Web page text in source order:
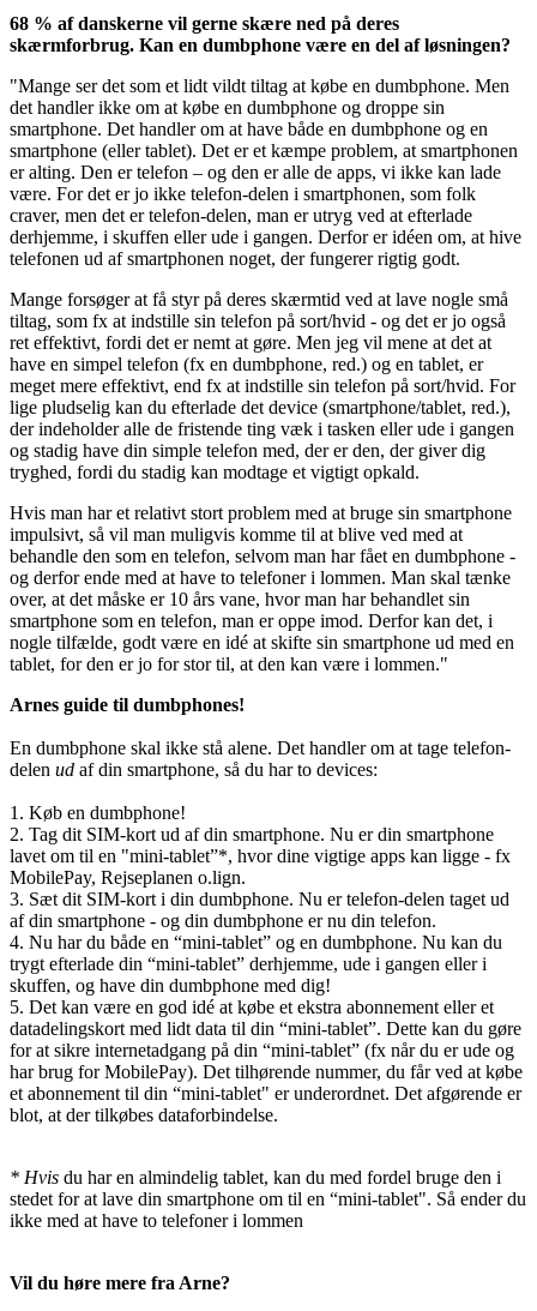
68 % af danskerne vil gerne skære ned på deres
skærmforbrug. Kan en dumbphone være en del af løsningen?
"Mange ser det som et lidt vildt tiltag at købe en dumbphone. Men
det handler ikke om at købe en dumbphone og droppe sin
smartphone. Det handler om at have både en dumbphone og en
smartphone (eller tablet). Det er et kæmpe problem, at smartphonen
er alting. Den er telefon – og den er alle de apps, vi ikke kan lade
være. For det er jo ikke telefon-delen i smartphonen, som folk
craver, men det er telefon-delen, man er utryg ved at efterlade
derhjemme, i skuffen eller ude i gangen. Derfor er idéen om, at hive
telefonen ud af smartphonen noget, der fungerer rigtig godt.
Mange forsøger at få styr på deres skærmtid ved at lave nogle små
tiltag, som fx at indstille sin telefon på sort/hvid - og det er jo også
ret effektivt, fordi det er nemt at gøre. Men jeg vil mene at det at
have en simpel telefon (fx en dumbphone, red.) og en tablet, er
meget mere effektivt, end fx at indstille sin telefon på sort/hvid. For
lige pludselig kan du efterlade det device (smartphone/tablet, red.),
der indeholder alle de fristende ting væk i tasken eller ude i gangen
og stadig have din simple telefon med, der er den, der giver dig
tryghed, fordi du stadig kan modtage et vigtigt opkald.
Hvis man har et relativt stort problem med at bruge sin smartphone
impulsivt, så vil man muligvis komme til at blive ved med at
behandle den som en telefon, selvom man har fået en dumbphone -
og derfor ende med at have to telefoner i lommen. Man skal tænke
over, at det måske er 10 års vane, hvor man har behandlet sin
smartphone som en telefon, man er oppe imod. Derfor kan det, i
nogle tilfælde, godt være en idé at skifte sin smartphone ud med en
tablet, for den er jo for stor til, at den kan være i lommen."
Arnes guide til dumbphones!
En dumbphone skal ikke stå alene. Det handler om at tage telefon-
delen ud af din smartphone, så du har to devices:
1. Køb en dumbphone!
2. Tag dit SIM-kort ud af din smartphone. Nu er din smartphone
lavet om til en "mini-tablet”*, hvor dine vigtige apps kan ligge - fx
MobilePay, Rejseplanen o.lign.
3. Sæt dit SIM-kort i din dumbphone. Nu er telefon-delen taget ud
af din smartphone - og din dumbphone er nu din telefon.
4. Nu har du både en “mini-tablet” og en dumbphone. Nu kan du
trygt efterlade din “mini-tablet” derhjemme, ude i gangen eller i
skuffen, og have din dumbphone med dig!
5. Det kan være en god idé at købe et ekstra abonnement eller et
datadelingskort med lidt data til din “mini-tablet”. Dette kan du gøre
for at sikre internetadgang på din “mini-tablet” (fx når du er ude og
har brug for MobilePay). Det tilhørende nummer, du får ved at købe
et abonnement til din “mini-tablet" er underordnet. Det afgørende er
blot, at der tilkøbes dataforbindelse.
* Hvis du har en almindelig tablet, kan du med fordel bruge den i
stedet for at lave din smartphone om til en “mini-tablet". Så ender du
ikke med at have to telefoner i lommen
Vil du høre mere fra Arne?